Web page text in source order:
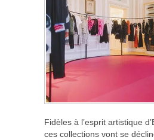
Fidèles à l’esprit artistique
ces collections vont se